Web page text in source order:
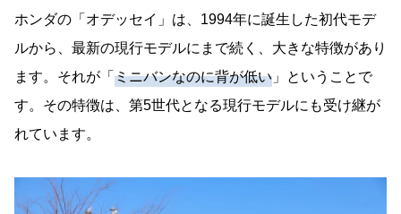
ホンダの「オデッセイ」は、1994年に誕生した初代モデ
ルから、最新の現行モデルにまで続く、大きな特徴があり
ます。それが「 ミニバンなのに背が低い 」ということで
す。その特徴は、第5世代となる現行モデルにも受け継が
れています。